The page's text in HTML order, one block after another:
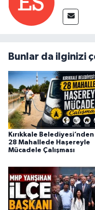
Bunlar da ilginizi
Kırıkkale Belediyesi’nden
28 Mahallede Haşereyle
Mücadele Çalışması